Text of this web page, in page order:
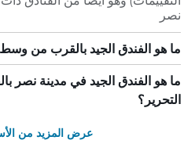
نصر
ما هو الفندق الجيد بالقرب من وسط
ما هو الفندق الجيد في مدينة نصر
التحرير؟
عرض المزيد من